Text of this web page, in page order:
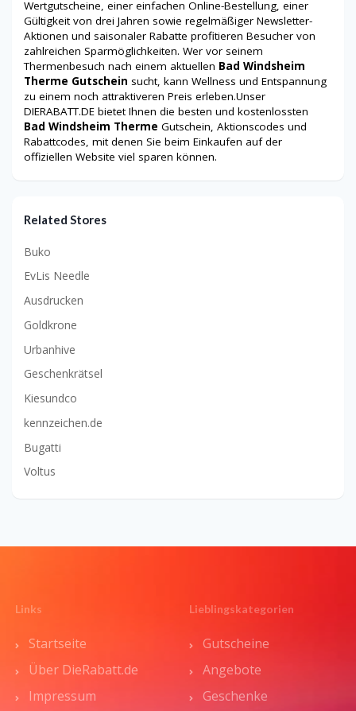
Wertgutscheine, einer einfachen Online-Bestellung, einer
Gültigkeit von drei Jahren sowie regelmäßiger Newsletter-
Aktionen und saisonaler Rabatte profitieren Besucher von
zahlreichen Sparmöglichkeiten. Wer vor seinem
Thermenbesuch nach einem aktuellen Bad Windsheim
Therme Gutschein sucht, kann Wellness und Entspannung
zu einem noch attraktiveren Preis erleben.Unser
DIERABATT.DE bietet Ihnen die besten und kostenlossten
Bad Windsheim Therme Gutschein, Aktionscodes und
Rabattcodes, mit denen Sie beim Einkaufen auf der
offiziellen Website viel sparen können.
Related Stores
Buko
EvLis Needle
Ausdrucken
Goldkrone
Urbanhive
Geschenkrätsel
Kiesundco
kennzeichen.de
Bugatti
Voltus
Links
Startseite
Über DieRabatt.de
Impressum
Lieblingskategorien
Gutscheine
Angebote
Geschenke